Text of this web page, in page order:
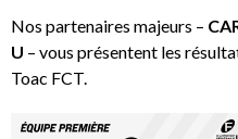
Nos partenaires majeurs –
U – vous présentent les
Toac FCT.